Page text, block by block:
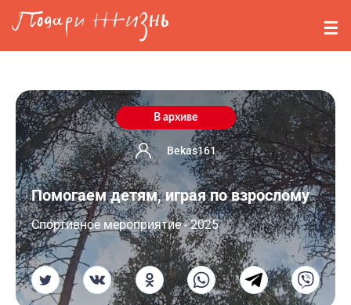
Перейти к основному содержанию
События
Вопросы
Войти
Регистрация
В архиве
Bekas161
Помогаем детям, играя по взрослому
Cпортивное мероприятие - 2025